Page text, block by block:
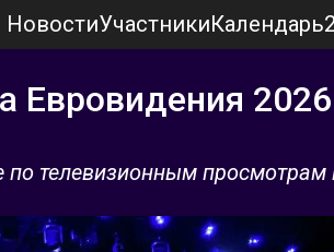
НовостиУчастникиКалендарь
Евровидения 2026
по телевизионным просмотрам